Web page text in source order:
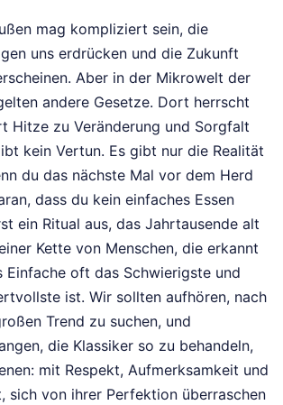
mag kompliziert sein, die
uns erdrücken und die Zukunft
Aber in der Mikrowelt der
andere Gesetze. Dort herrscht
Hitze zu Veränderung und Sorgfalt
kein Vertun. Es gibt nur die Realität
du das nächste Mal vor dem Herd
dass du kein einfaches Essen
ein Ritual aus, das Jahrtausende alt
Kette von Menschen, die erkannt
Einfache oft das Schwierigste und
ist. Wir sollten aufhören, nach
Trend zu suchen, und
die Klassiker so zu behandeln,
mit Respekt, Aufmerksamkeit und
sich von ihrer Perfektion überraschen